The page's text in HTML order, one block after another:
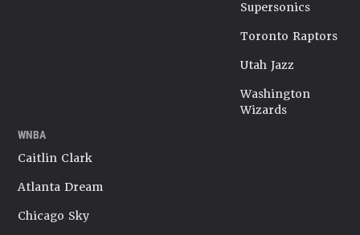
Supersonics
Toronto Raptors
Utah Jazz
Washington
Wizards
WNBA
Caitlin Clark
Atlanta Dream
Chicago Sky